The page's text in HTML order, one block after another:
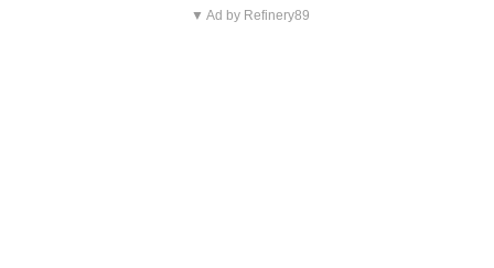
▼ Ad by Refinery89